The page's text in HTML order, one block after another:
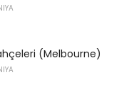
(Melbourne)